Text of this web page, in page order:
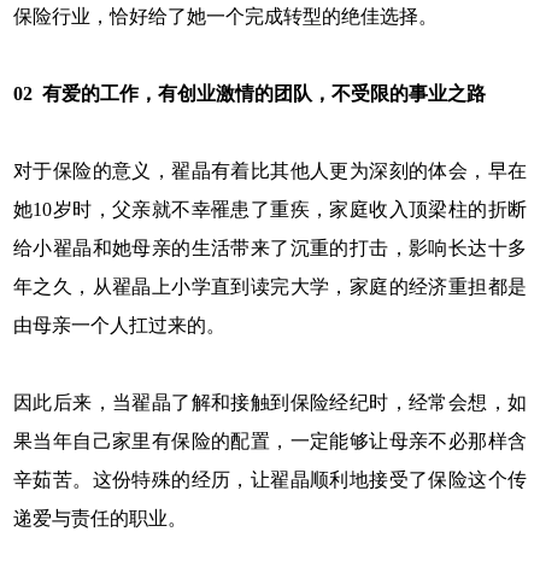
保险行业，恰好给了她一个完成转型的绝佳选择。
02有爱的工作，有创业激情的团队，不受限的事业之路
对于保险的意义，翟晶有着比其他人更为深刻的体会，早在
她10岁时，父亲就不幸罹患了重疾，家庭收入顶梁柱的折断
给小翟晶和她母亲的生活带来了沉重的打击，影响长达十多
年之久，从翟晶上小学直到读完大学，家庭的经济重担都是
由母亲一个人扛过来的。
因此后来，当翟晶了解和接触到保险经纪时，经常会想，如
果当年自己家里有保险的配置，一定能够让母亲不必那样含
辛茹苦。这份特殊的经历，让翟晶顺利地接受了保险这个传
递爱与责任的职业。